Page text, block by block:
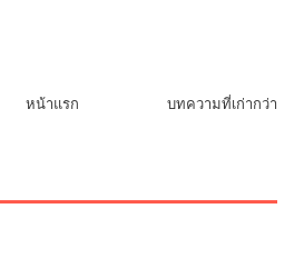
บทความที่เก่ากว่า
หน้าแรก